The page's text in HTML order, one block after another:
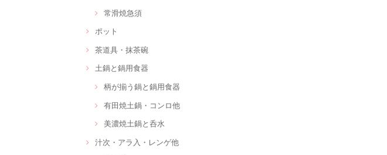
常滑焼急須
ポット
茶道具・抹茶碗
土鍋と鍋用食器
柄が揃う鍋と鍋用食器
有田焼土鍋・コンロ他
美濃焼土鍋と呑水
汁次・アラ入・レンゲ他